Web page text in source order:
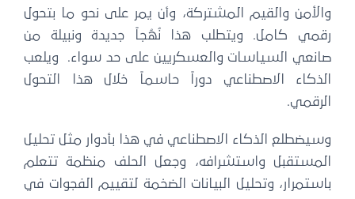
والأمن والقيم المشتركة، وأن يمر على نحو ما بتحول
رقمي كامل. ويتطلب هذا نُهُجاً جديدة ونبيلة من
صانعي السياسات والعسكريين على حد سواء. ويلعب
الذكاء الاصطناعي دوراً حاسماً خلال هذا التحول
الرقمي.
وسيضطلع الذكاء الاصطناعي في هذا بأدوار مثل تحليل
المستقبل واستشرافه، وجعل الحلف منظمة تتعلم
باستمرار، وتحليل البيانات الضخمة لتقييم الفجوات في